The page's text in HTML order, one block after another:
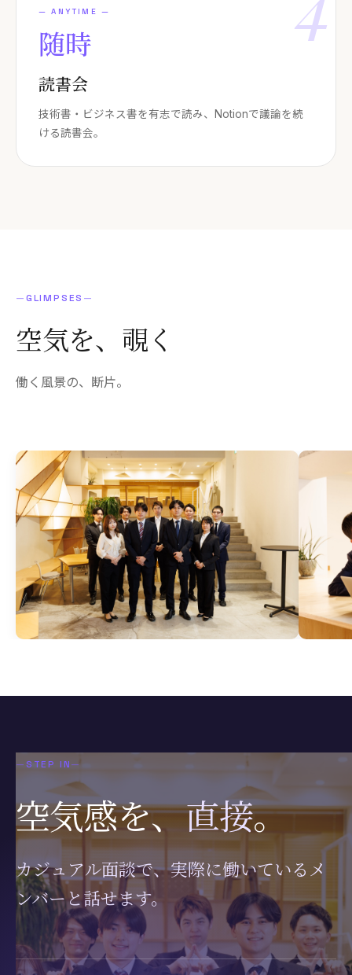
—ANYTIME —
随時
読書会
技術書・ビジネス書を有志で読み、Notionで議論を続
ける読書会。
—GLIMPSES —
空気を、 覗く
働く風景の、断片。
—STEP IN—
空気感を、直接。
カジュアル面談で、実際に働いているメ
ンバーと話せます。